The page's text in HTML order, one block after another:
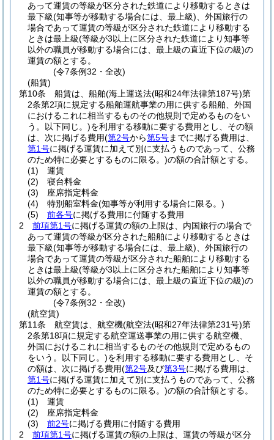
あって運賃の等級が区分された鉄道により移動するときは
最下級(知事等が移動する場合には、最上級) 、外国旅行の
場合であって運賃の等級が区分された鉄道により移動する
ときは最上級(等級が3以上に区分された鉄道により知事等
以外の職員が移動する場合には、最上級の直近下位の級)の
運賃の額とする。
(令7条例32・全改)
(船賃)
第10条
船賃は、船舶(海上運送法(昭和24年法律第187号)第
2条第2項に規定する船舶運航事業の用に供する船舶、外国
におけるこれに相当するものその他規則で定めるものをい
う。以下同じ。)を利用する移動に要する費用とし、その額
は、次に掲げる費用(第2号から第5号までに掲げる費用は、
第1号に掲げる運賃に加えて別に支払うものであって、公務
のため特に必要とするものに限る。)の額の合計額とする。
(1)
運賃
(2)
寝台料金
(3)
座席指定料金
(4)
特別船室料金(知事等が利用する場合に限る。)
(5)
前各号に掲げる費用に付随する費用
2
前項第1号に掲げる運賃の額の上限は、内国旅行の場合で
あって運賃の等級が区分された船舶により移動するときは
最下級(知事等が移動する場合には、最上級) 、外国旅行の
場合であって運賃の等級が区分された船舶により移動する
ときは最上級(等級が3以上に区分された船舶により知事等
以外の職員が移動する場合には、最上級の直近下位の級)の
運賃の額とする。
(令7条例32・全改)
(航空賃)
第11条
航空賃は、航空機(航空法(昭和27年法律第231号)第
2条第18項に規定する航空運送事業の用に供する航空機、
外国におけるこれに相当するものその他規則で定めるもの
をいう。以下同じ。)を利用する移動に要する費用とし、そ
の額は、次に掲げる費用(第2号及び第3号に掲げる費用は、
第1号に掲げる運賃に加えて別に支払うものであって、公務
のため特に必要とするものに限る。)の額の合計額とする。
(1)
運賃
(2)
座席指定料金
(3)
前2号に掲げる費用に付随する費用
2
前項第1号に掲げる運賃の額の上限は、運賃の等級が区分